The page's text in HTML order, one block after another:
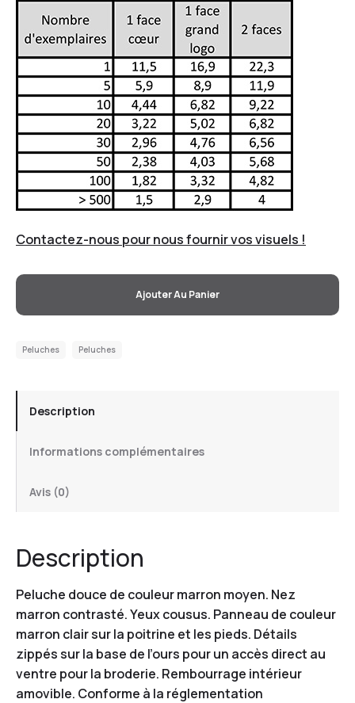
Contactez-nous pour nous fournir vos visuels !
Ajouter Au Panier
Peluches Peluches
Description
Informations complémentaires
Avis (0)
Description
Peluche douce de couleur marron moyen. Nez
marron contrasté. Yeux cousus. Panneau de couleur
marron clair sur la poitrine et les pieds. Détails
zippés sur la base de l’ours pour un accès direct au
ventre pour la broderie. Rembourrage intérieur
amovible. Conforme à la réglementation